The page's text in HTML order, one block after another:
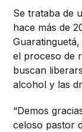
Se trataba de
hace más de
el proceso de
buscan
alcohol y las
“Demos
celoso pastor